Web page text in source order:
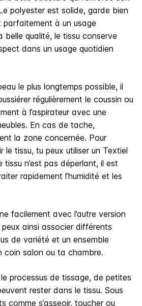
polyester est solide, garde bien
à un usage
belle qualité, le tissu conserve
dans un usage quotidien
le plus longtemps possible, il
régulièrement le coussin ou
à l’aspirateur avec une
En cas de tache,
la zone concernée. Pour
le tissu, tu peux utiliser un Textiel
n’est pas déperlant, il est
rapidement l’humidité et les
facilement avec l’autre version
ainsi associer différents
de variété et un ensemble
coin salon ou ta chambre.
processus de tissage, de petites
rester dans le tissu. Sous
comme s’asseoir, toucher ou